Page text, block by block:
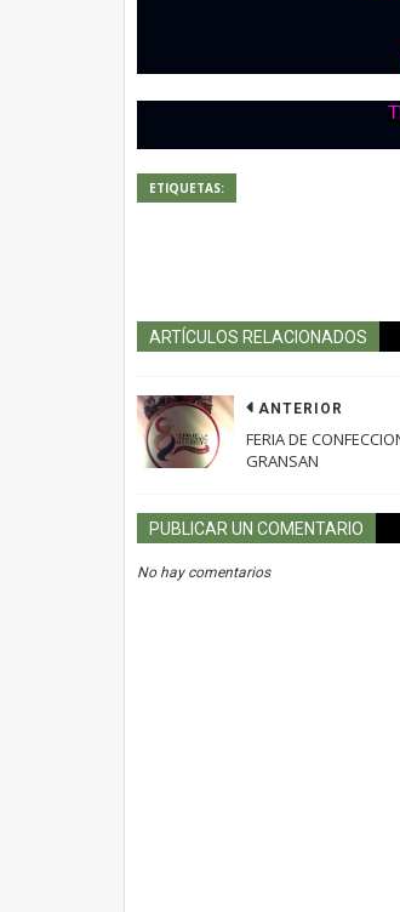
ETIQUETAS:
ARTÍCULOS RELACIONADOS
ANTERIOR
FERIA DE
GRANSAN
PUBLICAR UN COMENTARIO
No hay comentarios